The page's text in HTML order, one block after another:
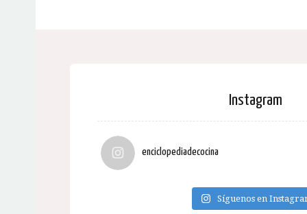
Instagram
enciclopediadecocina
Síguenos en